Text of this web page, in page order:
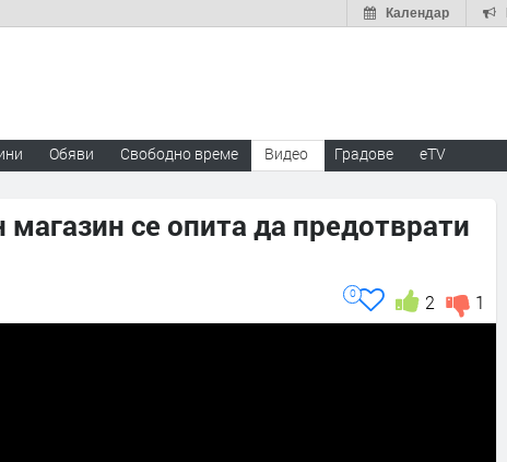
Календар
Обяви Свободно време Видео Градове eTV
се опита да предотврати
1
2
0